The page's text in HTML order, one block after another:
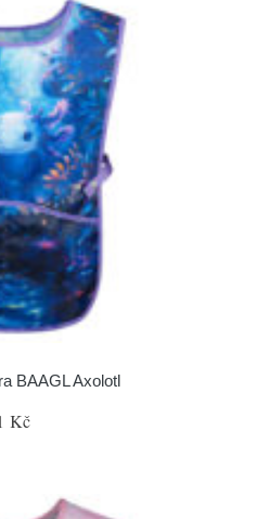
BAAGL Axolotl
Kč